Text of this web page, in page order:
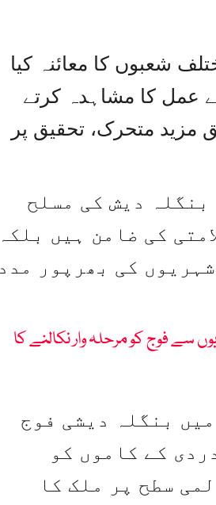
شعبوں کا معائنہ کیا
عمل کا مشاہدہ کرتے
مزید متحرک، تحقیق پر
دیش کی مسلح
کی ضامن ہیں بلکہ
کی بھرپور مدد
سے فوج کو مرحلہ وار نکالنے کا
بنگلہ دیشی فوج
کے کاموں کو
سطح پر ملک کا